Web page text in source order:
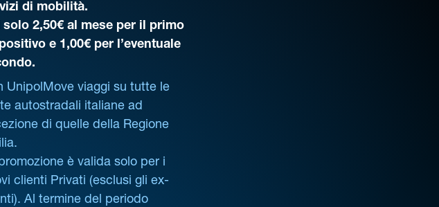
di mobilità.
solo 2,50€ al mese per il primo
e 1,00€ per l’eventuale
UnipolMove viaggi su tutte le
autostradali italiane ad
di quelle della Regione
è valida solo per i
clienti Privati (esclusi gli ex-
Al termine del periodo